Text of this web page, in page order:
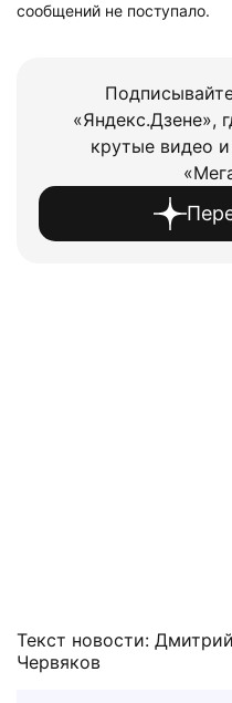
сообщений не поступало.
«Яндекс.Дзене»,
крутые видео
Текст новости: Дмитрий
Червяков